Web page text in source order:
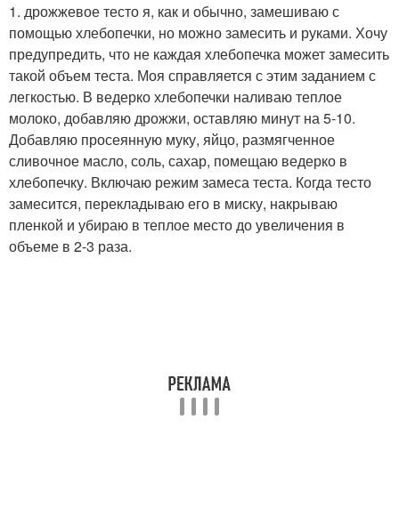
1. дрожжевое тесто я, как и обычно, замешиваю с
помощью хлебопечки, но можно замесить и руками. Хочу
предупредить, что не каждая хлебопечка может замесить
такой объем теста. Моя справляется с этим заданием с
легкостью. В ведерко хлебопечки наливаю теплое
молоко, добавляю дрожжи, оставляю минут на 5-10.
Добавляю просеянную муку, яйцо, размягченное
сливочное масло, соль, сахар, помещаю ведерко в
хлебопечку. Включаю режим замеса теста. Когда тесто
замесится, перекладываю его в миску, накрываю
пленкой и убираю в теплое место до увеличения в
объеме в 2-3 раза.